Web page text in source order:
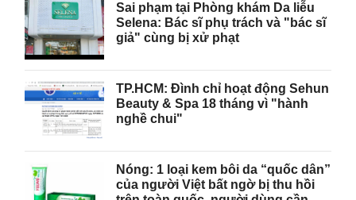
Sai phạm tại Phòng khám Da liễu
Selena: Bác sĩ phụ trách và "bác sĩ
giả" cùng bị xử phạt
TP.HCM: Đình chỉ hoạt động Sehun
Beauty & Spa 18 tháng vì "hành
nghề chui"
Nóng: 1 loại kem bôi da “quốc dân”
của người Việt bất ngờ bị thu hồi